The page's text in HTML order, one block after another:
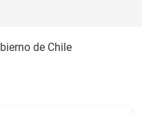
de Chile